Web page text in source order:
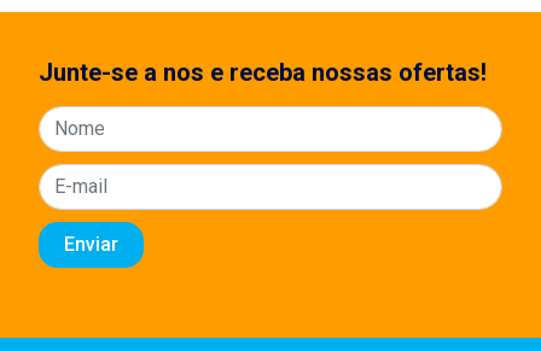
Junte-se a nos e receba nossas ofertas!